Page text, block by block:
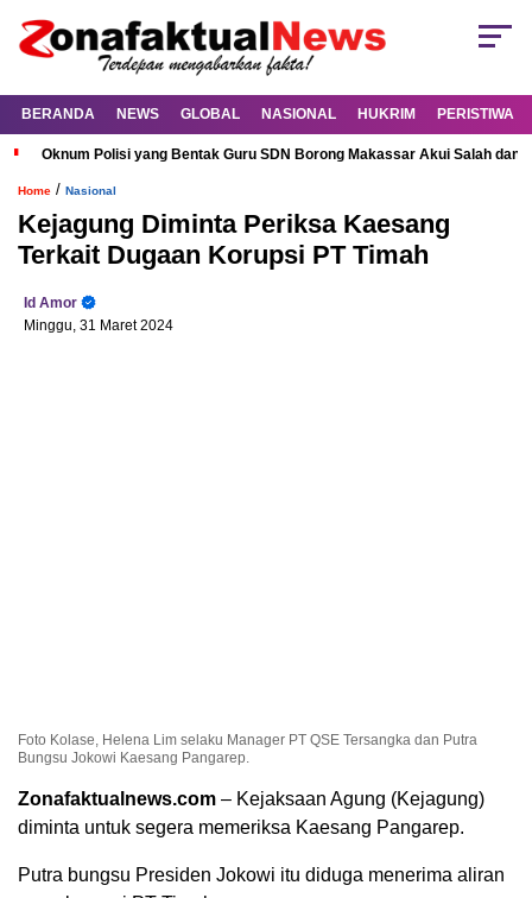
BERANDA NEWS GLOBAL NASIONAL HUKRIM PERISTIWA
Oknum Polisi yang Bentak Guru SDN Borong Makassar Akui Salah dan
Home / Nasional
Kejagung Diminta Periksa Kaesang
Terkait Dugaan Korupsi PT Timah
Id Amor
Minggu, 31 Maret 2024
Foto Kolase, Helena Lim selaku Manager PT QSE Tersangka dan Putra
Bungsu Jokowi Kaesang Pangarep.
Zonafaktualnews.com – Kejaksaan Agung (Kejagung)
diminta untuk segera memeriksa Kaesang Pangarep.
Putra bungsu Presiden Jokowi itu diduga menerima aliran